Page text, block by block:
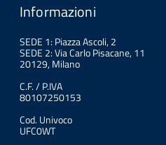
Informazioni
SEDE 1: Piazza Ascoli, 2
SEDE 2: Via Carlo Pisacane, 11
20129, Milano
C.F. / P.IVA
80107250153
Cod. Univoco
UFC0WT